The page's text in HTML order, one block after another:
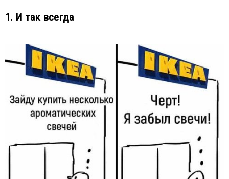
1. И так всегда